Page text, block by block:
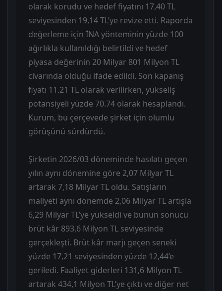
olarak korudu ve hedef fiyatını 17,40 TL
seviyesinden 19,14 TL’ye revize etti. Raporda
değerleme için İNA yönteminin yüzde 100
ağırlıkla kullanıldığı belirtildi ve hedef
piyasa değerinin 20 Milyar 801 Milyon TL
civarında olduğu ifade edildi. Son kapanış
fiyatı 11.21 TL olarak verilirken, yükseliş
potansiyeli yüzde 70.74 olarak hesaplandı.
Kurum, bu çerçevede şirket için olumlu
görüşünü sürdürdü.
Şirketin 2026/03 döneminde hasılatı geçen
yılın aynı dönemine göre 2,07 Milyar TL
artarak 7,18 Milyar TL oldu. Satışların
maliyeti aynı dönemde 2,06 Milyar TL artışla
6,29 Milyar TL’ye yükseldi ve bunun sonucu
brüt kâr 893,6 Milyon TL seviyesinde
gerçekleşti. Brüt kâr marjı geçen seneki
yüzde 17,21 seviyesinden yüzde 12,44’e
geriledi. Faaliyet giderleri 131,6 Milyon TL
artarak 434,1 Milyon TL’ye çıktı ve diğer net